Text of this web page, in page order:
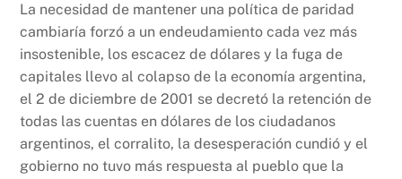
La necesidad de mantener una política de paridad
cambiaría forzó a un endeudamiento cada vez más
insostenible, los escacez de dólares y la fuga de
capitales llevo al colapso de la economía argentina,
el 2 de diciembre de 2001 se decretó la retención de
todas las cuentas en dólares de los ciudadanos
argentinos, el corralito, la desesperación cundió y el
gobierno no tuvo más respuesta al pueblo que la